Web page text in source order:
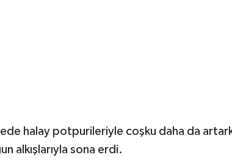
halay potpurileriyle coşku daha da
alkışlarıyla sona erdi.